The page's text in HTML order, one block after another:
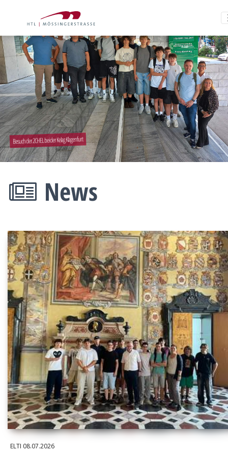
Besuch der 2CHEL bei der Kelag Klagenfurt
News
ELTI 08.07.2026